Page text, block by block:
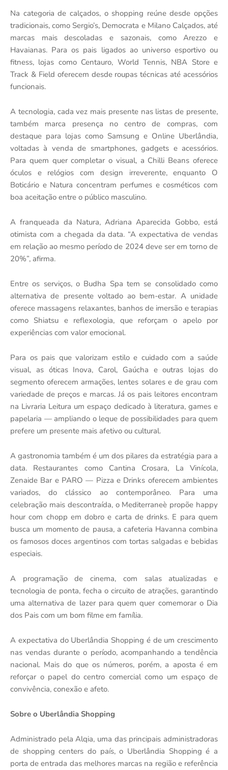
Na categoria de calçados, o shopping reúne desde opções
tradicionais, como Sergio’s, Democrata e Milano Calçados, até
marcas mais descoladas e sazonais, como Arezzo e
Havaianas. Para os pais ligados ao universo esportivo ou
fitness, lojas como Centauro, World Tennis, NBA Store e
Track & Field oferecem desde roupas técnicas até acessórios
funcionais.
A tecnologia, cada vez mais presente nas listas de presente,
também marca presença no centro de compras, com
destaque para lojas como Samsung e Online Uberlândia,
voltadas à venda de smartphones, gadgets e acessórios.
Para quem quer completar o visual, a Chilli Beans oferece
óculos e relógios com design irreverente, enquanto O
Boticário e Natura concentram perfumes e cosméticos com
boa aceitação entre o público masculino.
A franqueada da Natura, Adriana Aparecida Gobbo, está
otimista com a chegada da data. “A expectativa de vendas
em relação ao mesmo período de 2024 deve ser em torno de
20%”, afirma.
Entre os serviços, o Budha Spa tem se consolidado como
alternativa de presente voltado ao bem-estar. A unidade
oferece massagens relaxantes, banhos de imersão e terapias
como Shiatsu e reflexologia, que reforçam o apelo por
experiências com valor emocional.
Para os pais que valorizam estilo e cuidado com a saúde
visual, as óticas Inova, Carol, Gaúcha e outras lojas do
segmento oferecem armações, lentes solares e de grau com
variedade de preços e marcas. Já os pais leitores encontram
na Livraria Leitura um espaço dedicado à literatura, games e
papelaria — ampliando o leque de possibilidades para quem
prefere um presente mais afetivo ou cultural.
A gastronomia também é um dos pilares da estratégia para a
data. Restaurantes como Cantina Crosara, La Vinícola,
Zenaide Bar e PARO — Pizza e Drinks oferecem ambientes
variados, do clássico ao contemporâneo. Para uma
celebração mais descontraída, o Mediterraneè propõe happy
hour com chopp em dobro e carta de drinks. E para quem
busca um momento de pausa, a cafeteria Havanna combina
os famosos doces argentinos com tortas salgadas e bebidas
especiais.
A programação de cinema, com salas atualizadas e
tecnologia de ponta, fecha o circuito de atrações, garantindo
uma alternativa de lazer para quem quer comemorar o Dia
dos Pais com um bom filme em família.
A expectativa do Uberlândia Shopping é de um crescimento
nas vendas durante o período, acompanhando a tendência
nacional. Mais do que os números, porém, a aposta é em
reforçar o papel do centro comercial como um espaço de
convivência, conexão e afeto.
Sobre o Uberlândia Shopping
Administrado pela Alqia, uma das principais administradoras
de shopping centers do país, o Uberlândia Shopping é a
porta de entrada das melhores marcas na região e referência